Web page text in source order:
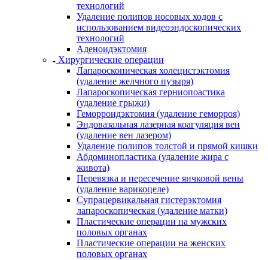
технологий
Удаление полипов носовых ходов с
использованием видеоэндоскопических
технологий
Аденоидэктомия
Хирургические операции
Лапароскопическая холецистэктомия
(удаление желчного пузыря)
Лапароскопическая герниопоастика
(удаление грыжи)
Геморроидэктомия (удаление геморроя)
Эндовазальная лазерная коагуляция вен
(удаление вен лазером)
Удаление полипов толстой и прямой кишки
Абдоминопластика (удаление жира с
живота)
Перевязка и пересечение яичковой вены
(удаление варикоцеле)
Супрацервикальная гистерэктомия
лапароскопическая (удаление матки)
Пластические операции на мужских
половых органах
Пластические операции на женских
половых органах